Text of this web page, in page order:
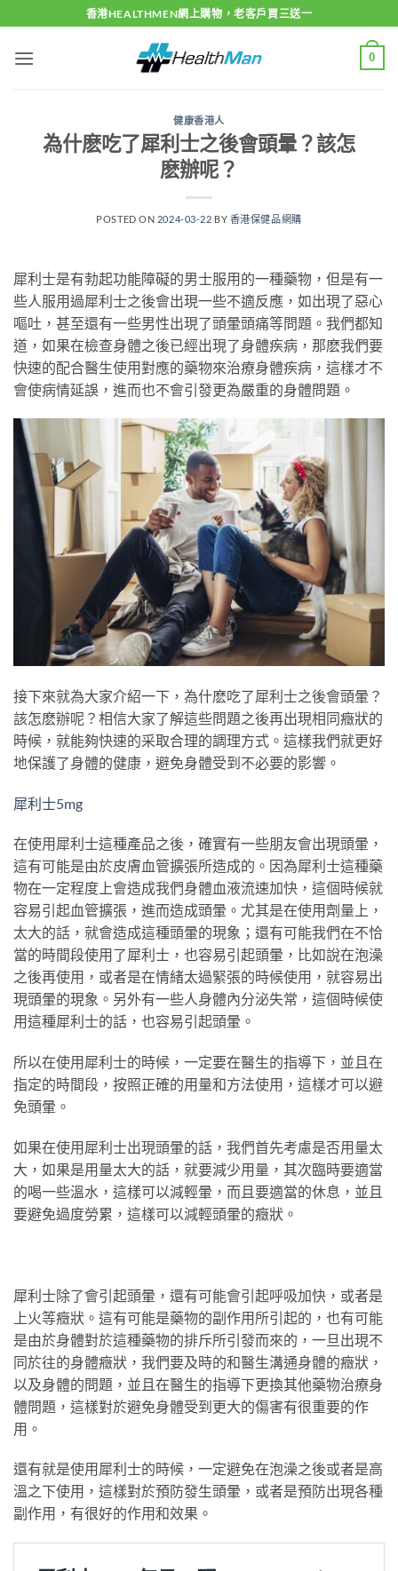
to
content
香港HEALTHMEN網上購物，老客戶買三送一
0
健康香港人
為什麽吃了犀利士之後會頭暈？該怎
麽辦呢？
POSTED ON 2024-03-22 BY 香港保健品網購
犀利士是有勃起功能障礙的男士服用的一種藥物，但是有一
些人服用過犀利士之後會出現一些不適反應，如出現了惡心
嘔吐，甚至還有一些男性出現了頭暈頭痛等問題。我們都知
道，如果在檢查身體之後已經出現了身體疾病，那麽我們要
快速的配合醫生使用對應的藥物來治療身體疾病，這樣才不
會使病情延誤，進而也不會引發更為嚴重的身體問題。
接下來就為大家介紹一下，為什麽吃了犀利士之後會頭暈？
該怎麽辦呢？相信大家了解這些問題之後再出現相同癥狀的
時候，就能夠快速的采取合理的調理方式。這樣我們就更好
地保護了身體的健康，避免身體受到不必要的影響。
犀利士5mg
在使用犀利士這種產品之後，確實有一些朋友會出現頭暈，
這有可能是由於皮膚血管擴張所造成的。因為犀利士這種藥
物在一定程度上會造成我們身體血液流速加快，這個時候就
容易引起血管擴張，進而造成頭暈。尤其是在使用劑量上，
太大的話，就會造成這種頭暈的現象；還有可能我們在不恰
當的時間段使用了犀利士，也容易引起頭暈，比如說在泡澡
之後再使用，或者是在情緒太過緊張的時候使用，就容易出
現頭暈的現象。另外有一些人身體內分泌失常，這個時候使
用這種犀利士的話，也容易引起頭暈。
所以在使用犀利士的時候，一定要在醫生的指導下，並且在
指定的時間段，按照正確的用量和方法使用，這樣才可以避
免頭暈。
如果在使用犀利士出現頭暈的話，我們首先考慮是否用量太
大，如果是用量太大的話，就要減少用量，其次臨時要適當
的喝一些溫水，這樣可以減輕暈，而且要適當的休息，並且
要避免過度勞累，這樣可以減輕頭暈的癥狀。
犀利士除了會引起頭暈，還有可能會引起呼吸加快，或者是
上火等癥狀。這有可能是藥物的副作用所引起的，也有可能
是由於身體對於這種藥物的排斥所引發而來的，一旦出現不
同於往的身體癥狀，我們要及時的和醫生溝通身體的癥狀，
以及身體的問題，並且在醫生的指導下更換其他藥物治療身
體問題，這樣對於避免身體受到更大的傷害有很重要的作
用。
還有就是使用犀利士的時候，一定避免在泡澡之後或者是高
溫之下使用，這樣對於預防發生頭暈，或者是預防出現各種
副作用，有很好的作用和效果。